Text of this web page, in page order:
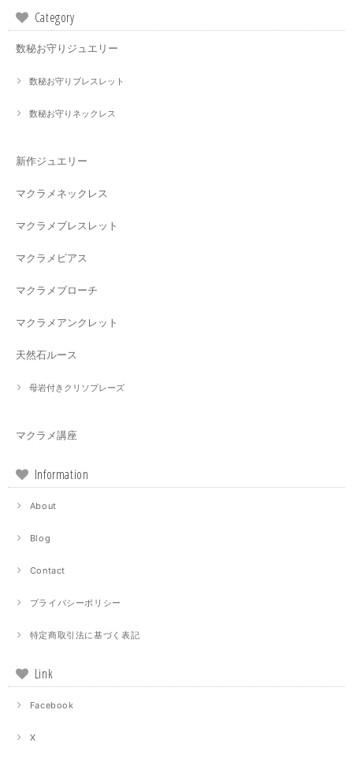
Category
数秘お守りジュエリー
数秘お守りブレスレット
数秘お守りネックレス
新作ジュエリー
マクラメネックレス
マクラメブレスレット
マクラメピアス
マクラメブローチ
マクラメアンクレット
天然石ルース
母岩付きクリソプレーズ
マクラメ講座
Information
About
Blog
Contact
プライバシーポリシー
特定商取引法に基づく表記
Link
Facebook
X